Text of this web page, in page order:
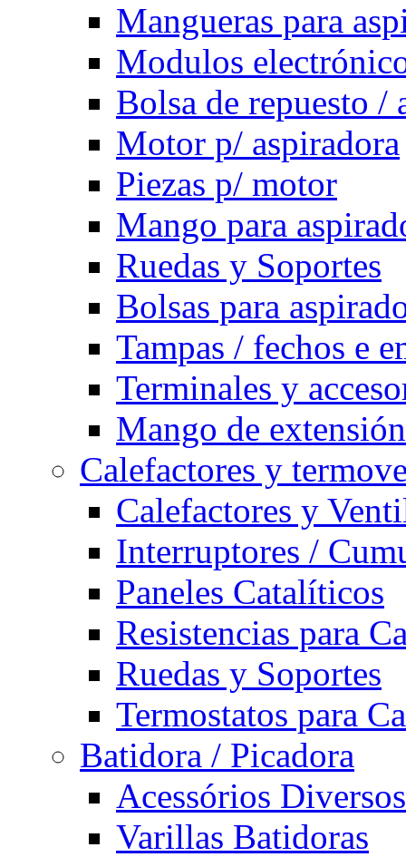
Mangueras para
Modulos
Bolsa de repuesto /
Motor p/ aspiradora
Piezas p/ motor
Mango para
Ruedas y Soportes
Bolsas para
Tampas / fechos e
Terminales y
Mango de
Calefactores y
Calefactores y
Interruptores /
Paneles Catalíticos
Resistencias para
Ruedas y Soportes
Termostatos para
Batidora / Picadora
Acessórios Diversos
Varillas Batidoras